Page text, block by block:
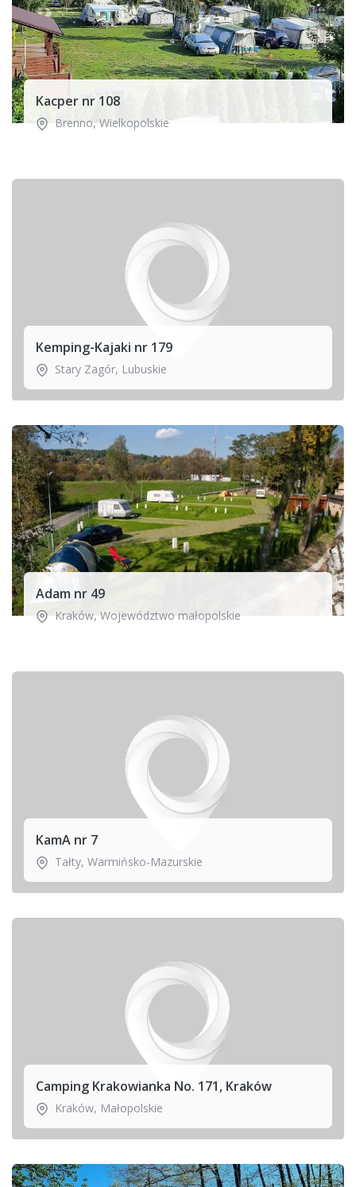
Kacper nr 108
Brenno,Wielkopolskie
Kemping-Kajaki nr 179
Stary Zagór, Lubuskie
Adam nr 49
Kraków,Województwo małopolskie
KamA nr 7
Tałty, Warmińsko-Mazurskie
Camping Krakowianka No. 171, Kraków
Kraków, Małopolskie